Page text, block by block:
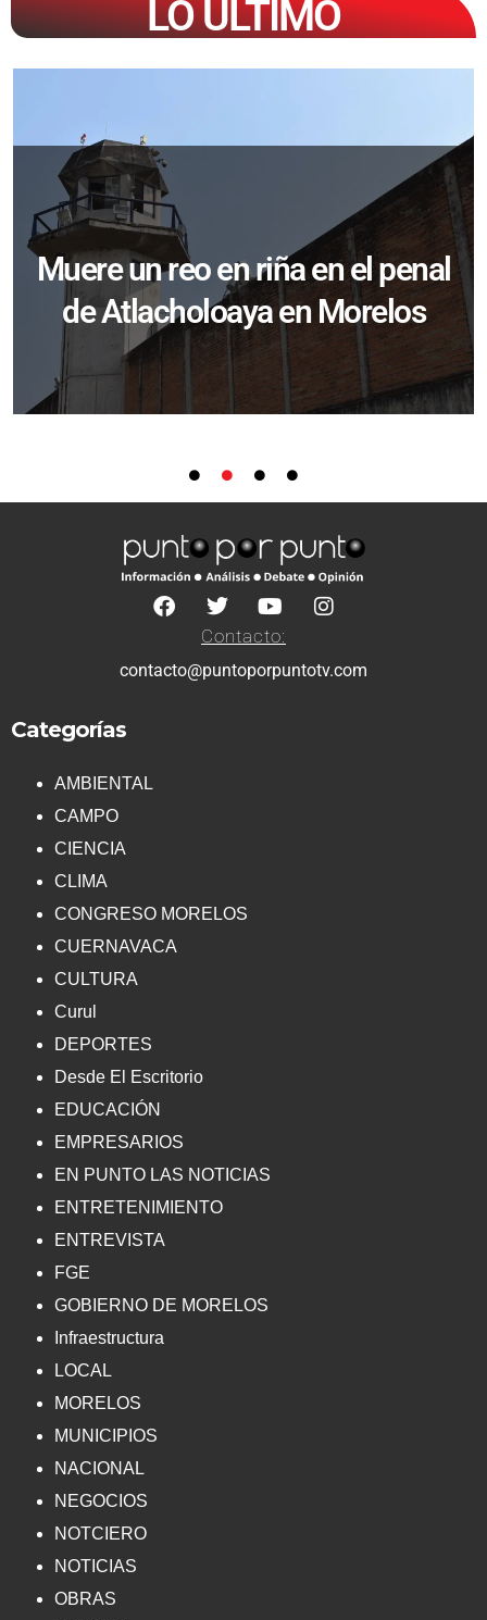
LO ÚLTIMO
Muere un reo en riña en el penal
de Atlacholoaya en Morelos
Contacto:
contacto@puntoporpuntotv.com
Categorías
AMBIENTAL
CAMPO
CIENCIA
CLIMA
CONGRESO MORELOS
CUERNAVACA
CULTURA
Curul
DEPORTES
Desde El Escritorio
EDUCACIÓN
EMPRESARIOS
EN PUNTO LAS NOTICIAS
ENTRETENIMIENTO
ENTREVISTA
FGE
GOBIERNO DE MORELOS
Infraestructura
LOCAL
MORELOS
MUNICIPIOS
NACIONAL
NEGOCIOS
NOTCIERO
NOTICIAS
OBRAS